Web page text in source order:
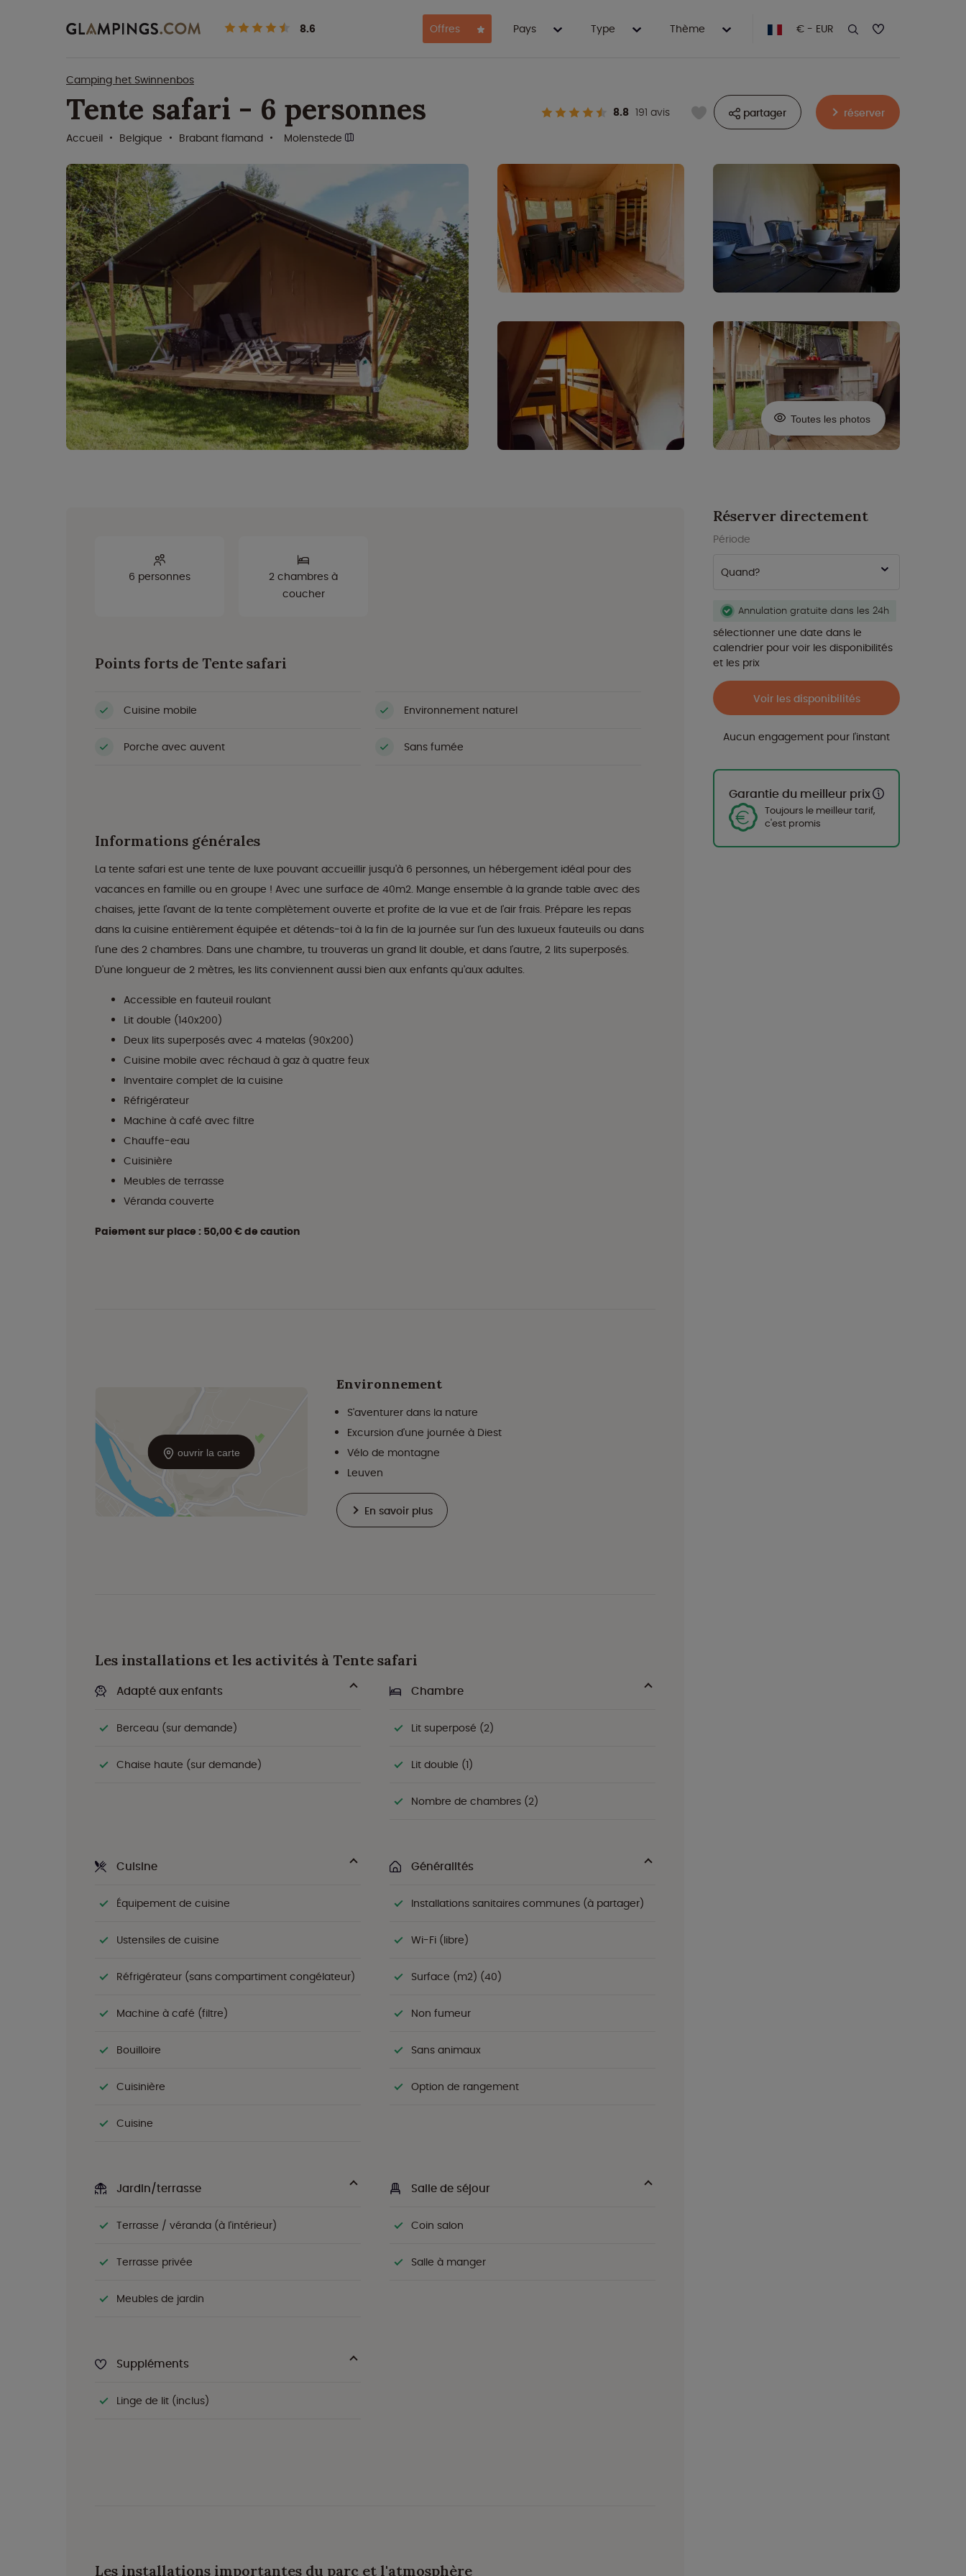
8.6 Offres Pays Type Thème € - EUR
Camping het Swinnenbos
Tente safari - 6 personnes 8.8 191 avis
Accueil
Belgique Brabant flamand Molenstede
partager réserver
Toutes les photos
Réserver directement
Période
Quand?
Annulation gratuite dans les 24h
sélectionner une date dans le
calendrier pour voir les disponibilités
et les prix
Voir les disponibilités
Aucun engagement pour l'instant
Garantie du meilleur prix
Toujours le meilleur tarif,
c'est promis
6 personnes
2 chambres à
coucher
Points forts de Tente safari
Cuisine mobile Environnement naturel
Porche avec auvent Sans fumée
Informations générales
La tente safari est une tente de luxe pouvant accueillir jusqu'à 6 personnes, un hébergement idéal pour des
vacances en famille ou en groupe ! Avec une surface de 40m2. Mange ensemble à la grande table avec des
chaises, jette l'avant de la tente complètement ouverte et profite de la vue et de l'air frais. Prépare les repas
dans la cuisine entièrement équipée et détends-toi à la fin de la journée sur l'un des luxueux fauteuils ou dans
l'une des 2 chambres. Dans une chambre, tu trouveras un grand lit double, et dans l'autre, 2 lits superposés.
D'une longueur de 2 mètres, les lits conviennent aussi bien aux enfants qu'aux adultes.
Accessible en fauteuil roulant
Lit double (140x200)
Deux lits superposés avec 4 matelas (90x200)
Cuisine mobile avec réchaud à gaz à quatre feux
Inventaire complet de la cuisine
Réfrigérateur
Machine à café avec filtre
Chauffe-eau
Cuisinière
Meubles de terrasse
Véranda couverte
Paiement sur place : 50,00 € de caution
ouvrir la carte
Environnement
S'aventurer dans la nature
Excursion d'une journée à Diest
Vélo de montagne
Leuven
En savoir plus
Les installations et les activités à Tente safari
Adapté aux enfants
Berceau (sur demande)
Chaise haute (sur demande)
Chambre
Lit superposé (2)
Lit double (1)
Nombre de chambres (2)
Cuisine
Équipement de cuisine
Ustensiles de cuisine
Réfrigérateur (sans compartiment congélateur)
Machine à café (filtre)
Bouilloire
Cuisinière
Cuisine
Généralités
Installations sanitaires communes (à partager)
Wi-Fi (libre)
Surface (m2) (40)
Non fumeur
Sans animaux
Option de rangement
Jardin/terrasse
Terrasse / véranda (à l'intérieur)
Terrasse privée
Meubles de jardin
Salle de séjour
Coin salon
Salle à manger
Suppléments
Linge de lit (inclus)
Les installations importantes du parc et l'atmosphère